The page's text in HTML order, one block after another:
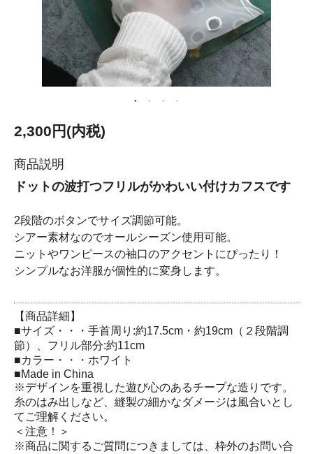
2,300円(内税)
商品説明
ドットの波打つフリルがかわいい付けカフスです
2段階のボタンでサイズ調節可能。
シアー素材なのでオールシーズン使用可能。
ニットやワンピースの袖口のアクセントにぴったり！
シンプルなお洋服が個性的に変身します。
【商品詳細】
■サイズ・・・手首周り:約17.5cm・約19cm（２段階調
節）、フリル部分:約11cm
■カラー・・・ホワイト
■Made in China
※デザインを重視した遊び心のあるチープな造りです。
糸のはみ出しなど、縫製の細かなダメージは風合いとし
てご理解ください。
＜注意！＞
※商品に関するご質問につきましては、枠外のお問い合